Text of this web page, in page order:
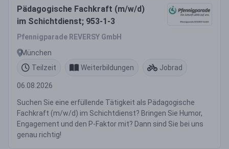
Pädagogische Fachkraft (m/w/d)
im Schichtdienst; 953-1-3
Pfennigparade REVERSY GmbH
München
Teilzeit
Weiterbildungen Jobrad
06.08.2026
Suchen Sie eine erfüllende Tätigkeit als Pädagogische
Fachkraft (m/w/d) im Schichtdienst? Bringen Sie Humor,
Engagement und den P-Faktor mit? Dann sind Sie bei uns
genau richtig!